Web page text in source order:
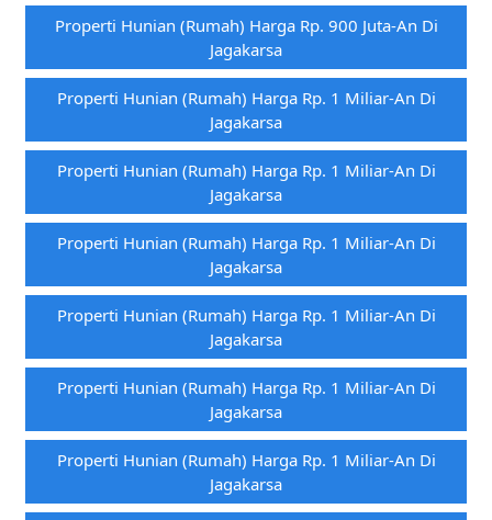
Properti Hunian (rumah) Harga Rp. 900 Juta-An Di
Jagakarsa
Properti Hunian (rumah) Harga Rp. 1 Miliar-An Di
Jagakarsa
Properti Hunian (rumah) Harga Rp. 1 Miliar-An Di
Jagakarsa
Properti Hunian (rumah) Harga Rp. 1 Miliar-An Di
Jagakarsa
Properti Hunian (rumah) Harga Rp. 1 Miliar-An Di
Jagakarsa
Properti Hunian (rumah) Harga Rp. 1 Miliar-An Di
Jagakarsa
Properti Hunian (rumah) Harga Rp. 1 Miliar-An Di
Jagakarsa